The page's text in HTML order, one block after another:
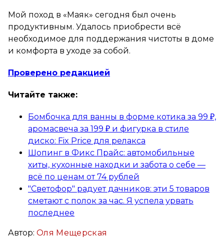
Мой поход в «Маяк» сегодня был очень
продуктивным. Удалось приобрести всё
необходимое для поддержания чистоты в доме
и комфорта в уходе за собой.
Проверено редакцией
Читайте также:
Бомбочка для ванны в форме котика за 99 ₽,
аромасвеча за 199 ₽ и фигурка в стиле
диско: Fix Price для релакса
Шопинг в Фикс Прайс: автомобильные
хиты, кухонные находки и забота о себе —
всё по ценам от 74 рублей
"Светофор" радует дачников: эти 5 товаров
сметают с полок за час. Я успела урвать
последнее
Автор: Оля Мещерская